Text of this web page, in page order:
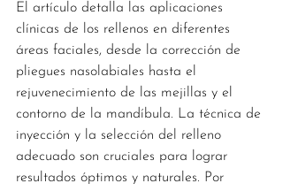
El artículo detalla las aplicaciones
clínicas de los rellenos en diferentes
áreas faciales, desde la corrección de
pliegues nasolabiales hasta el
rejuvenecimiento de las mejillas y el
contorno de la mandíbula. La técnica de
inyección y la selección del relleno
adecuado son cruciales para lograr
resultados óptimos y naturales. Por